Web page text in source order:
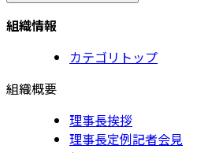
組織情報
カテゴリトップ
組織概要
理事長挨拶
理事長定例記者会見